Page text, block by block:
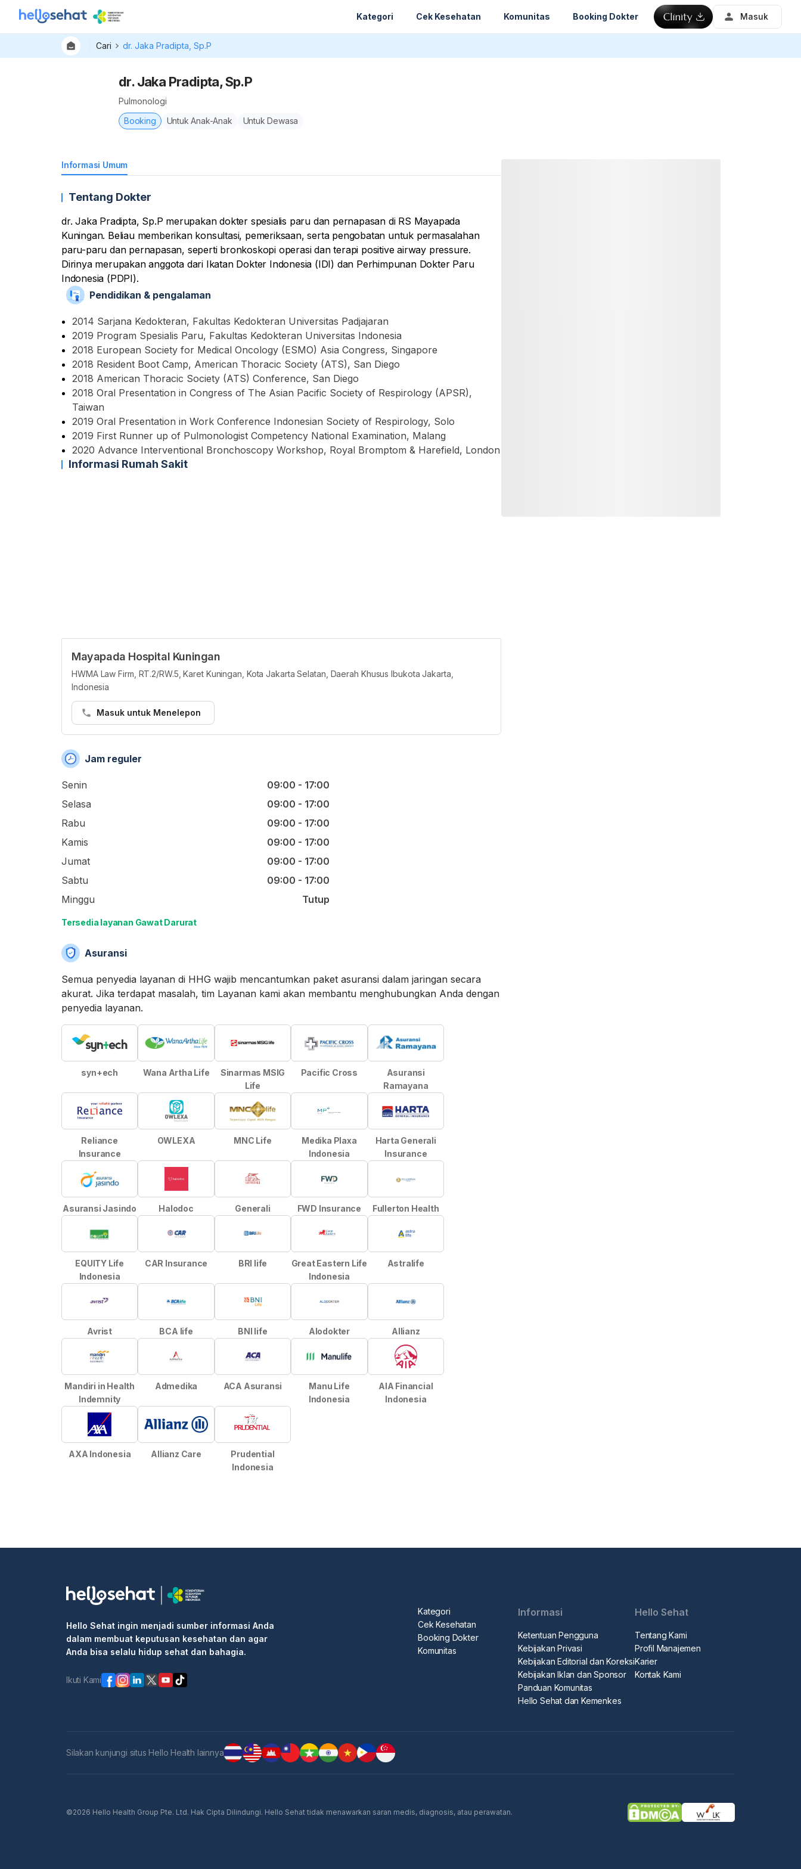
Kategori Cek Kesehatan Komunitas Booking Dokter Masuk
Cari dr. Jaka Pradipta, Sp.P
dr. Jaka Pradipta, Sp.P
Pulmonologi
Booking
Untuk Anak-Anak Untuk Dewasa
Informasi Umum
Tentang Dokter
dr. Jaka Pradipta, Sp.P merupakan dokter spesialis paru dan pernapasan di RS Mayapada
Kuningan. Beliau memberikan konsultasi, pemeriksaan, serta pengobatan untuk permasalahan
paru-paru dan pernapasan, seperti bronkoskopi operasi dan terapi positive airway pressure.
Dirinya merupakan anggota dari Ikatan Dokter Indonesia (IDI) dan Perhimpunan Dokter Paru
Indonesia (PDPI).
Pendidikan & pengalaman
2014 Sarjana Kedokteran, Fakultas Kedokteran Universitas Padjajaran
2019 Program Spesialis Paru, Fakultas Kedokteran Universitas Indonesia
2018 European Society for Medical Oncology (ESMO) Asia Congress, Singapore
2018 Resident Boot Camp, American Thoracic Society (ATS), San Diego
2018 American Thoracic Society (ATS) Conference, San Diego
2018 Oral Presentation in Congress of The Asian Pacific Society of Respirology (APSR),
Taiwan
2019 Oral Presentation in Work Conference Indonesian Society of Respirology, Solo
2019 First Runner up of Pulmonologist Competency National Examination, Malang
2020 Advance Interventional Bronchoscopy Workshop, Royal Bromptom & Harefield, London
Informasi Rumah Sakit
Mayapada Hospital Kuningan
HWMA Law Firm, RT.2/RW.5, Karet Kuningan, Kota Jakarta Selatan, Daerah Khusus Ibukota Jakarta,
Indonesia
Masuk untuk Menelepon
Jam reguler
Senin
09:00 - 17:00
Selasa
09:00 - 17:00
Rabu
09:00 - 17:00
Kamis
09:00 - 17:00
Jumat
09:00 - 17:00
Sabtu
09:00 - 17:00
Minggu
Tutup
Tersedia layanan Gawat Darurat
Asuransi
Semua penyedia layanan di HHG wajib mencantumkan paket asuransi dalam jaringan secara
akurat. Jika terdapat masalah, tim Layanan kami akan membantu menghubungkan Anda dengan
penyedia layanan.
syn+ech Wana Artha Life
Sinarmas MSIG
Life
Pacific Cross
Asuransi
Ramayana
Reliance
Insurance
OWLEXA MNC Life
Medika Plaxa
Indonesia
Harta Generali
Insurance
Asuransi Jasindo Halodoc Generali FWD Insurance Fullerton Health
EQUITY Life
Indonesia
CAR Insurance BRI life
Great Eastern Life
Indonesia
Astralife
Avrist BCA life BNI life Alodokter Allianz
Mandiri in Health
Indemnity
Admedika ACA Asuransi
Manu Life
Indonesia
AIA Financial
Indonesia
AXA Indonesia Allianz Care
Prudential
Indonesia
Hello Sehat ingin menjadi sumber informasi Anda
dalam membuat keputusan kesehatan dan agar
Anda bisa selalu hidup sehat dan bahagia.
Ikuti Kami
Kategori
Cek Kesehatan
Booking Dokter
Komunitas
Informasi
Ketentuan Pengguna
Kebijakan Privasi
Kebijakan Editorial dan Koreksi
Kebijakan Iklan dan Sponsor
Panduan Komunitas
Hello Sehat dan Kemenkes
Hello Sehat
Tentang Kami
Profil Manajemen
Karier
Kontak Kami
Silakan kunjungi situs Hello Health lainnya
©2026 Hello Health Group Pte. Ltd. Hak Cipta Dilindungi. Hello Sehat tidak menawarkan saran medis, diagnosis, atau perawatan.